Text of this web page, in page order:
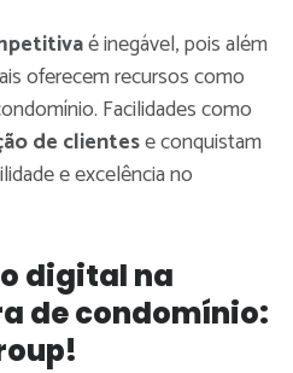
é inegável, pois além
oferecem recursos como
Facilidades como
de clientese conquistam
e excelência no
digital na
de condomínio: